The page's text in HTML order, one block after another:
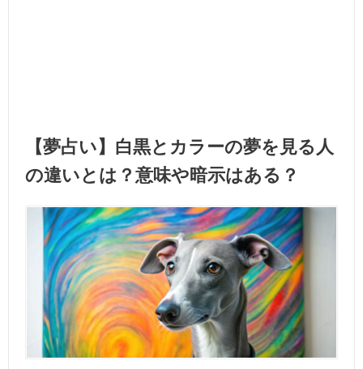
【夢占い】白黒とカラーの夢を見る人
の違いとは？意味や暗示はある？